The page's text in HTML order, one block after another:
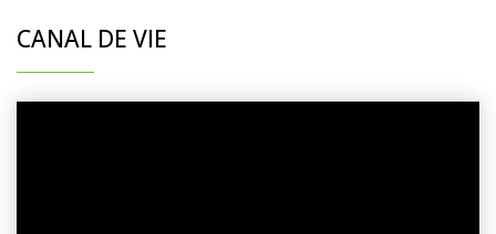
CANAL DE VIE